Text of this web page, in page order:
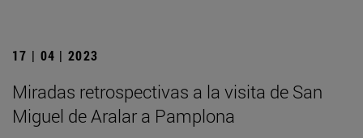
17 | 04 | 2023
Miradas retrospectivas a la visita de San
Miguel de Aralar a Pamplona